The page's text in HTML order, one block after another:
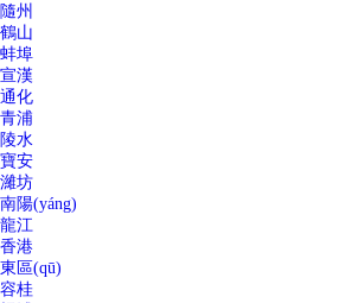
隨州
鶴山
蚌埠
宣漢
通化
青浦
陵水
寶安
濰坊
南陽(yáng)
龍江
香港
東區(qū)
容桂